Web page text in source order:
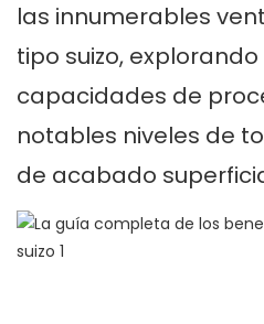
las innumerables
tipo suizo,
capacidades de
notables niveles de
de acabado